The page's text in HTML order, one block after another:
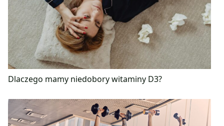
Dlaczego mamy niedobory witaminy D3?